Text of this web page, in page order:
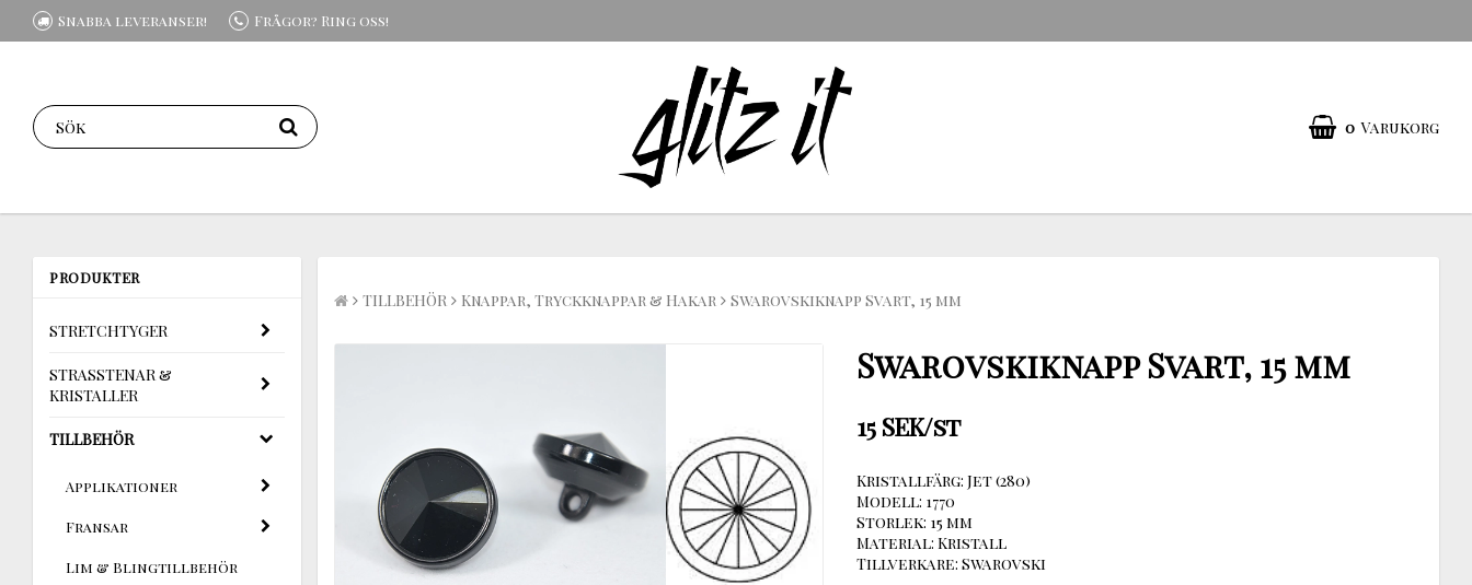
Snabba leveranser! Frågor? Ring oss!
0 Varukorg
PRODUKTER
STRETCHTYGER
STRASSTENAR &
KRISTALLER
TILLBEHÖR
Applikationer
Fransar
Lim & Blingtillbehör
TILLBEHÖR Knappar, Tryckknappar & Hakar Swarovskiknapp Svart, 15 mm
Swarovskiknapp Svart, 15 mm
15 SEK/st
Kristallfärg: Jet (280)
Modell: 1770
Storlek: 15 mm
Material: Kristall
Tillverkare: Swarovski